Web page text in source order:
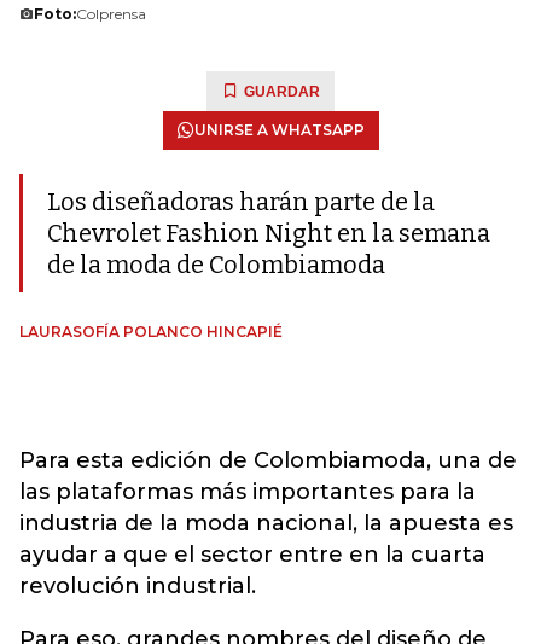
Foto:Colprensa
GUARDAR
UNIRSE A WHATSAPP
Los diseñadoras harán parte de la
Chevrolet Fashion Night en la semana
de la moda de Colombiamoda
LAURASOFÍA POLANCO HINCAPIÉ
Para esta edición de Colombiamoda, una de
las plataformas más importantes para la
industria de la moda nacional, la apuesta es
ayudar a que el sector entre en la cuarta
revolución industrial.